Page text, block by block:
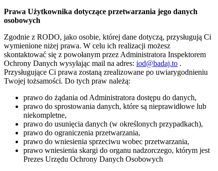
Prawa Użytkownika dotyczące przetwarzania jego danych
osobowych
Zgodnie z RODO, jako osobie, której dane dotyczą, przysługują Ci
wymienione niżej prawa. W celu ich realizacji możesz
skontaktować się z powołanym przez Administratora Inspektorem
Ochrony Danych wysyłając mail na adres: iod@badaj.to .
Przysługujące Ci prawa zostaną zrealizowane po uwiarygodnieniu
Twojej tożsamości. Do tych praw należą:
prawo do żądania od Administratora dostępu do danych,
prawo do sprostowania danych, które są nieprawidłowe lub
niekompletne,
prawo do usunięcia danych (w określonych przypadkach),
prawo do ograniczenia przetwarzania,
prawo do wniesienia sprzeciwu wobec przetwarzania,
prawo wniesienia skargi do organu nadzorczego, którym jest
Prezes Urzędu Ochrony Danych Osobowych